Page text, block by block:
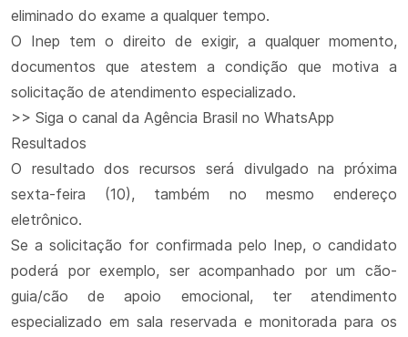
eliminado do exame a qualquer tempo.
O Inep tem o direito de exigir, a qualquer momento,
documentos que atestem a condição que motiva a
solicitação de atendimento especializado.
>> Siga o canal da Agência Brasil no WhatsApp
Resultados
O resultado dos recursos será divulgado na próxima
sexta-feira (10), também no mesmo endereço
eletrônico.
Se a solicitação for confirmada pelo Inep, o candidato
poderá por exemplo, ser acompanhado por um cão-
guia/cão de apoio emocional, ter atendimento
especializado em sala reservada e monitorada para os